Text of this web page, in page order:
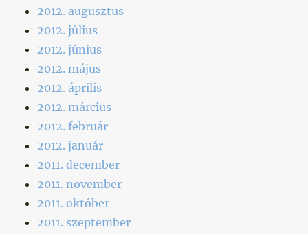
2012. augusztus
2012. július
2012. június
2012. május
2012. április
2012. március
2012. február
2012. január
2011. december
2011. november
2011. október
2011. szeptember